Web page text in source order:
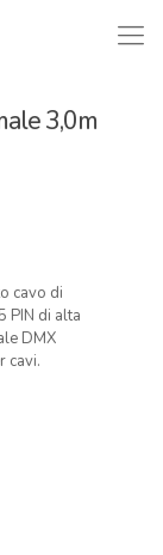
3,0m
cavo di
PIN di alta
DMX
cavi.